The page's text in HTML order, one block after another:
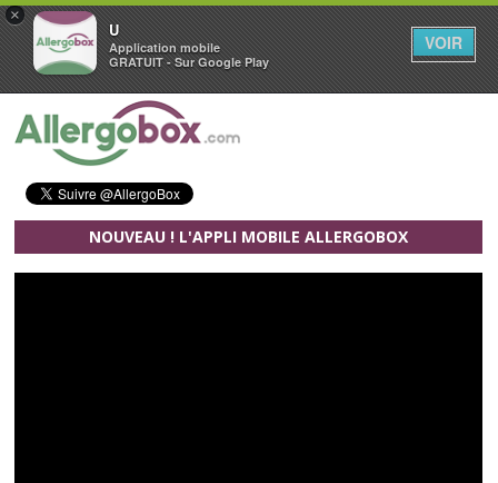
×
U
Application mobile
GRATUIT - Sur Google Play
VOIR
Aller au contenu principal
NOUVEAU ! L'APPLI MOBILE ALLERGOBOX